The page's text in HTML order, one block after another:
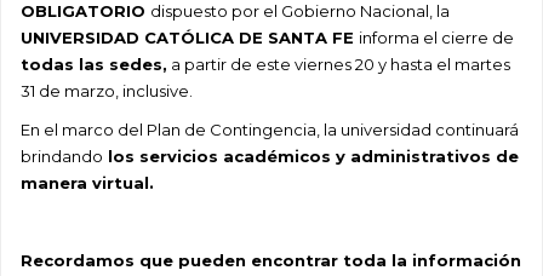
OBLIGATORIO dispuesto por el Gobierno Nacional, la
UNIVERSIDAD CATÓLICA DE SANTA FE informa el cierre de
todas las sedes, a partir de este viernes 20 y hasta el martes
31 de marzo, inclusive.
En el marco del Plan de Contingencia, la universidad continuará
brindando los servicios académicos y administrativos de
manera virtual.
Recordamos que pueden encontrar toda la información